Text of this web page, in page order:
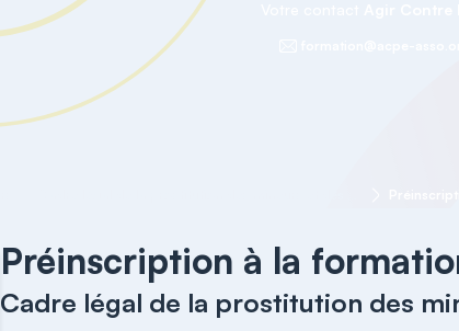
Agir
Préinscription à la
Cadre légal de la prostitution des